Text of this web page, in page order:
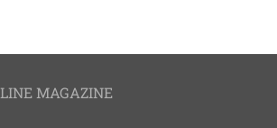
MAGAZINE